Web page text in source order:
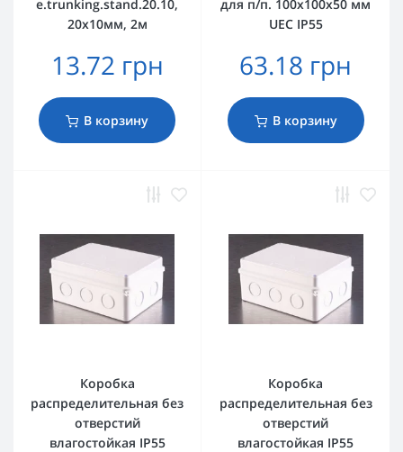
e.trunking.stand.20.10,
20х10мм, 2м
13.72 грн
В корзину
для п/п. 100х100х50 мм
UEC IP55
63.18 грн
В корзину
Коробка
распределительная без
отверстий
влагостойкая IP55
Коробка
распределительная без
отверстий
влагостойкая IP55